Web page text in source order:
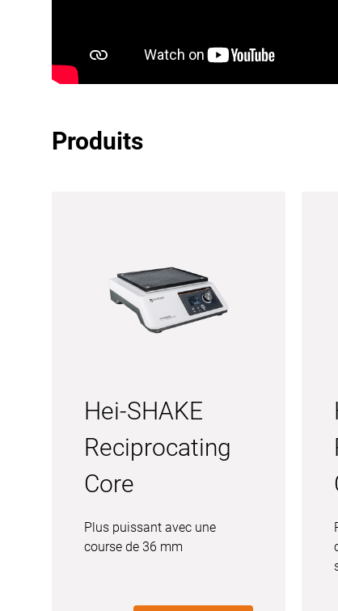
Produits
Hei-SHAKE
Reciprocating
Core
Plus puissant avec une
course de 36 mm